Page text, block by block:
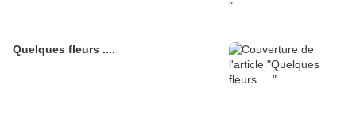
Quelques fleurs ....